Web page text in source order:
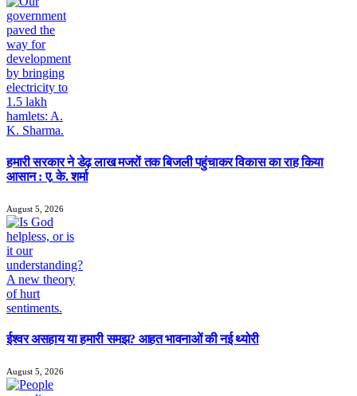
हमारी सरकार ने डेढ़ लाख मजरों तक बिजली पहुंचाकर विकास का राह किया
आसान : ए. के. शर्मा
August 5, 2026
ईश्वर असहाय या हमारी समझ? आहत भावनाओं की नई थ्योरी
August 5, 2026